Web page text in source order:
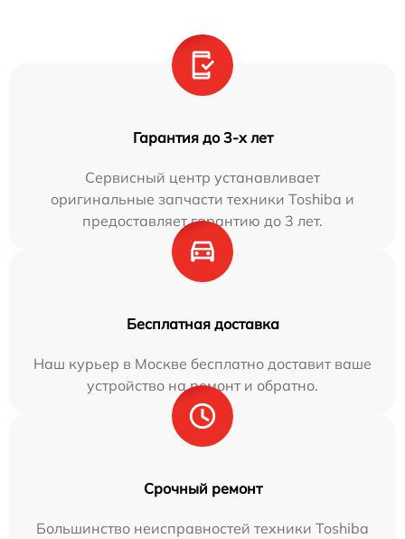
Гарантия до 3-х лет
Сервисный центр устанавливает
оригинальные запчасти техники Toshiba и
предоставляет гарантию до 3 лет.
Бесплатная доставка
Наш курьер в Москве бесплатно доставит ваше
устройство на ремонт и обратно.
Срочный ремонт
Большинство неисправностей техники Toshiba